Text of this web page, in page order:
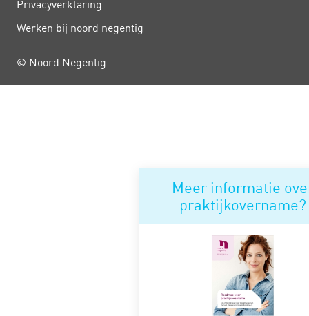
Meer informatie
praktijkovername?
Privacy­verklaring
Werken bij noord negentig
© Noord Negentig